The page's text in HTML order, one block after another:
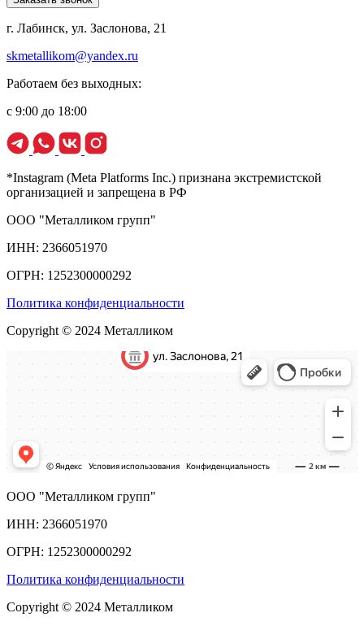
г. Лабинск, ул. Заслонова, 21
skmetallikom@yandex.ru
Работаем без выходных:
с 9:00 до 18:00
*Instagram (Meta Platforms Inc.) признана экстремистской
организацией и запрещена в РФ
ООО "Металликом групп"
ИНН: 2366051970
ОГРН: 1252300000292
Политика конфиденциальности
Copyright © 2024 Металликом
ООО "Металликом групп"
ИНН: 2366051970
ОГРН: 1252300000292
Политика конфиденциальности
Copyright © 2024 Металликом